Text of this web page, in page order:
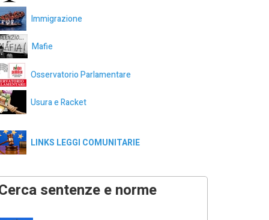
Immigrazione
Mafie
Osservatorio Parlamentare
Usura e Racket
LINKS LEGGI COMUNITARIE
sentenze e norme